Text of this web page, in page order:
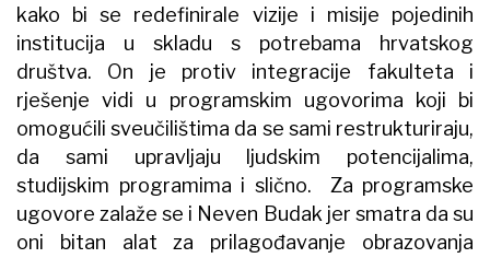
kako bi se redefinirale vizije i misije pojedinih
institucija u skladu s potrebama hrvatskog
društva. On je protiv integracije fakulteta i
rješenje vidi u programskim ugovorima koji bi
omogućili sveučilištima da se sami restrukturiraju,
da sami upravljaju ljudskim potencijalima,
studijskim programima i slično. Za programske
ugovore zalaže se i Neven Budak jer smatra da su
oni bitan alat za prilagođavanje obrazovanja